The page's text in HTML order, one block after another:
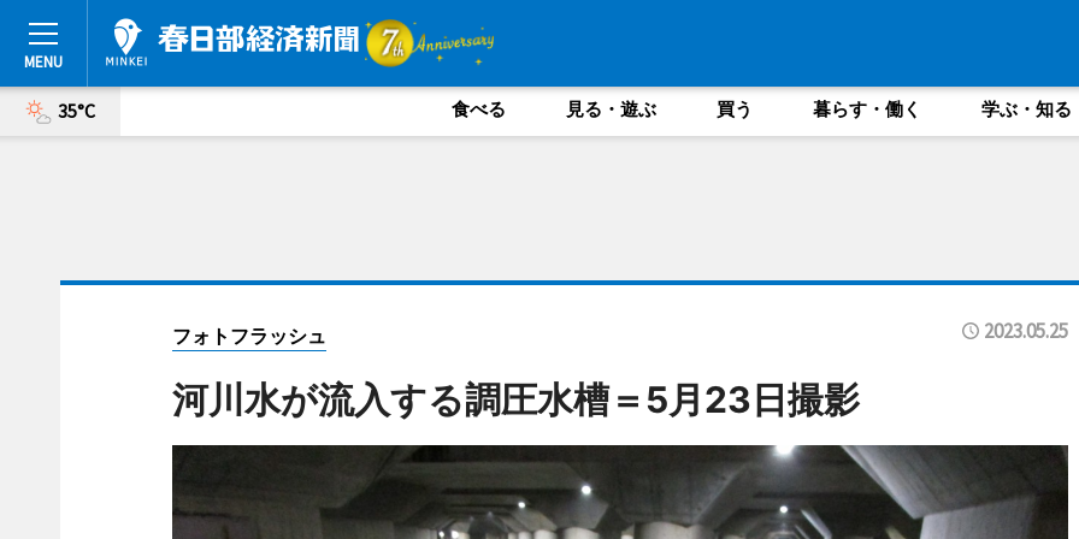
35°C 食べる 見る・遊ぶ 買う 暮らす・働く 学ぶ・知る
フォトフラッシュ 2023.05.25
河川水が流入する調圧水槽＝5月23日撮影